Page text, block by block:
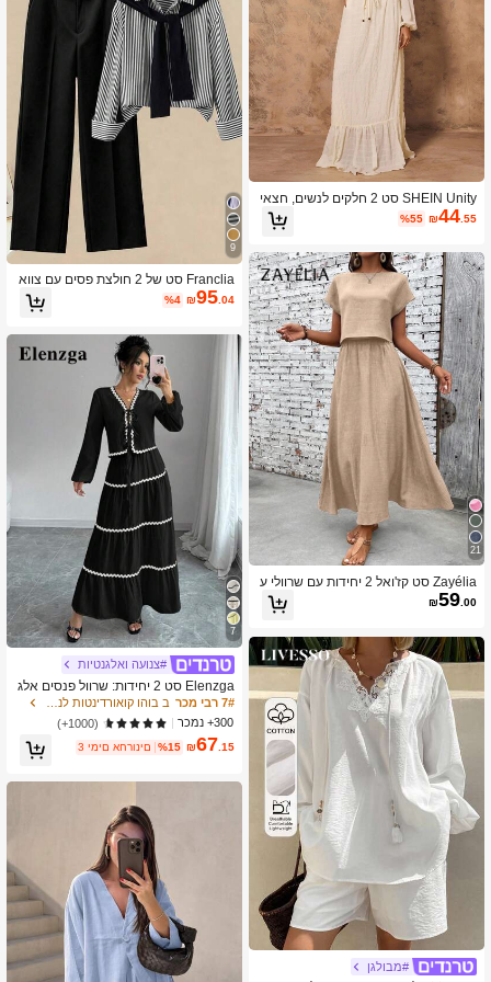
SHEIN Unity סט 2 חלקים לנשים, חצאי
ת מקסי רפויה אלגנטית ויומיומית עם קשי
רה במותניים, שרוולי פנס ודוגמת ז'קארד
₪44.55
%55
21
Zayélia סט קז'ואל 2 יחידות עם שרוולי ע
טלף וחולצה בצבע אחיד לנשים
₪59.00
#מבולגן
9
Franclia סט של 2 חולצת פסים עם צווא
רון צעיף ומכנסיים רחבים במותן גבוה לנ
₪95.04
%4
7
#צנועה ואלגנטיות
Elenzga סט 2 יחידות: שרוול פנסים אלג
נטי צרפתי עגול צווארון גלי קצץ חולצה +
חצאית
7# רבי מכר
300+ נמכר
(1000+)
₪67 .15
%15 3 ימים אחרונים